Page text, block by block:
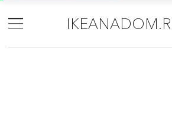
Модульные кухни МЕТОД
/ Кухонные
Столешницы с отделкой из